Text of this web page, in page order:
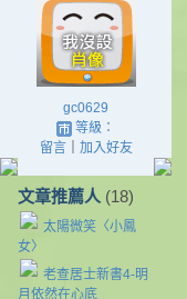
gc0629
等級：
留言｜ 加入好友
文章推薦人 (18)
太陽微笑〈小鳳
女〉
老查居士新書4-明
月依然在心底